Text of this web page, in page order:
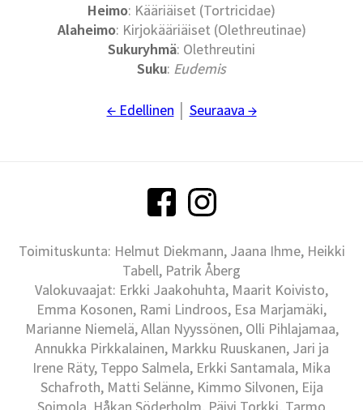
Heimo: Kääriäiset (Tortricidae)
Alaheimo: Kirjokääriäiset (Olethreutinae)
Sukuryhmä: Olethreutini
Suku: Eudemis
← Edellinen Seuraava →
Toimituskunta: Helmut Diekmann, Jaana Ihme, Heikki
Tabell, Patrik Åberg
Valokuvaajat: Erkki Jaakohuhta, Maarit Koivisto,
Emma Kosonen, Rami Lindroos, Esa Marjamäki,
Marianne Niemelä, Allan Nyyssönen, Olli Pihlajamaa,
Annukka Pirkkalainen, Markku Ruuskanen, Jari ja
Irene Räty, Teppo Salmela, Erkki Santamala, Mika
Schafroth, Matti Selänne, Kimmo Silvonen, Eija